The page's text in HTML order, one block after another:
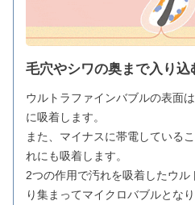
毛穴やシワの奥まで入り込
ウルトラファインバブルの表面
に吸着します。
また、マイナスに帯電している
れにも吸着します。
2つの作用で汚れを吸着したウ
り集まってマイクロバブルとな